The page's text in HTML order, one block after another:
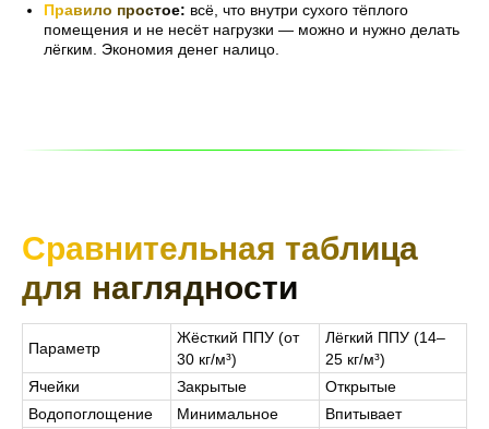
Правило простое: всё, что внутри сухого тёплого
помещения и не несёт нагрузки — можно и нужно делать
лёгким. Экономия денег налицо.
Сравнительная таблица
для наглядности
Параметр
Жёсткий ППУ (от
30 кг/м³)
Лёгкий ППУ (14–
25 кг/м³)
Ячейки
Закрытые
Открытые
Водопоглощение
Минимальное
Впитывает